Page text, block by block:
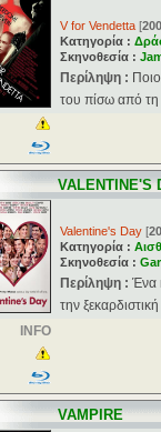
V for Vendetta [
Κατηγορία :
Σκηνοθεσία :
Περίληψη :
του πίσω από
VALENTINE'S
Valentine's Day [
Κατηγορία :
Σκηνοθεσία :
Περίληψη : Ένα
την
INFO
VAMPIRE